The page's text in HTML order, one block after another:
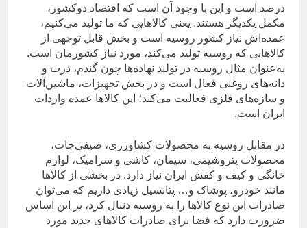
درصد است و این با وجود آن است که اقتصاد دوکشور،
مکمل یکدیگر هستند. یعنی کالاهایی که ما تولید می‌کنیم،
عمده‌اش نیاز کشور روسیه است و بخش قابل توجهی از
کالاهایی که روسیه تولید می‌کند، مورد نیاز کشورمان است.
به‌عنوان مثال روسیه در تولید نهاده‌ها چون گندم، ذرت و
دانه‌های روغنی فعال است و در بخش تجهیزات، ماشین‌آلات
و سازه‌های فلزی فعالیت می‌کند؛ این کالاها عمده واردات
ایران است.
در مقابل روسیه به محصولات کشاورزی، صیفی‌جات،
محصولات پتروشیمی، سیمان، کاشی و سرامیک، لوازم
خانگی و کیف و کفش ایران نیاز دارد. در بخشی از کالاها
مانند خودرو، پوشاک و… پتانسیل زیادی داریم که می‌توان
صادرات این نوع کالاها را به روسیه دنبال کرد، بر این اساس
ضرورت دارد که فضا برای صادرات کالاهای جدید مورد